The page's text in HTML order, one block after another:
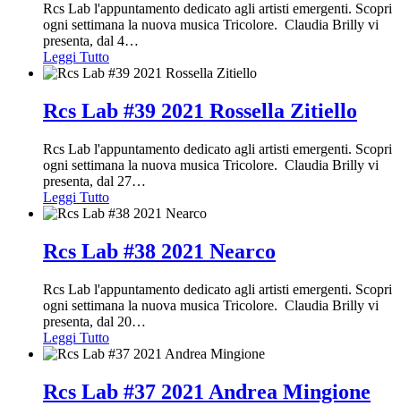
Rcs Lab l'appuntamento dedicato agli artisti emergenti. Scopri
ogni settimana la nuova musica Tricolore. Claudia Brilly vi
presenta, dal 4…
Leggi Tutto
Rcs Lab #39 2021 Rossella Zitiello
Rcs Lab l'appuntamento dedicato agli artisti emergenti. Scopri
ogni settimana la nuova musica Tricolore. Claudia Brilly vi
presenta, dal 27…
Leggi Tutto
Rcs Lab #38 2021 Nearco
Rcs Lab l'appuntamento dedicato agli artisti emergenti. Scopri
ogni settimana la nuova musica Tricolore. Claudia Brilly vi
presenta, dal 20…
Leggi Tutto
Rcs Lab #37 2021 Andrea Mingione